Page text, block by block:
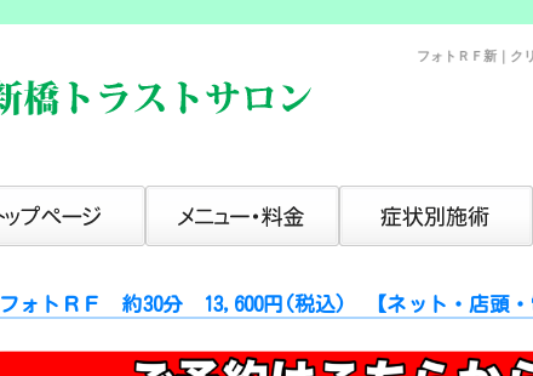
フォトＲＦ新｜クリニック
フォトＲＦ 約30分 13,600円(税込) 【ネット・店頭・